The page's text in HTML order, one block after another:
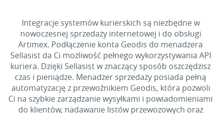
Integracje systemów kurierskich są niezbędne w
nowoczesnej sprzedaży internetowej i do obsługi
Artimex. Podłączenie konta Geodis do menadżera
Sellasist da Ci możliwość pełnego wykorzystywania API
kuriera. Dzięki Sellasist w znaczący sposób oszczędzisz
czas i pieniądze. Menadżer sprzedaży posiada pełną
automatyzację z przewoźnikiem Geodis, która pozwoli
Ci na szybkie zarządzanie wysyłkami i powiadomieniami
do klientów, nadawanie listów przewozowych oraz